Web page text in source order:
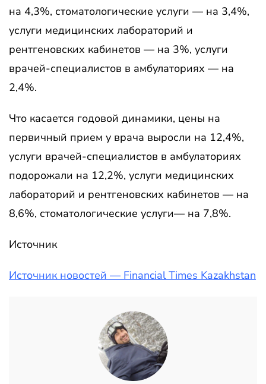
на 4,3%, стоматологические услуги — на 3,4%,
услуги медицинских лабораторий и
рентгеновских кабинетов — на 3%, услуги
врачей-специалистов в амбулаториях — на
2,4%.
Что касается годовой динамики, цены на
первичный прием у врача выросли на 12,4%,
услуги врачей-специалистов в амбулаториях
подорожали на 12,2%, услуги медицинских
лабораторий и рентгеновских кабинетов — на
8,6%, стоматологические услуги— на 7,8%.
Источник
Источник новостей — Financial Times Kazakhstan